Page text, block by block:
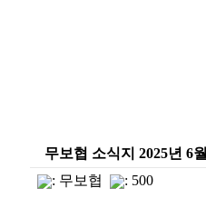
무보협 소식지 2025년 6월
: 무보협 : 500